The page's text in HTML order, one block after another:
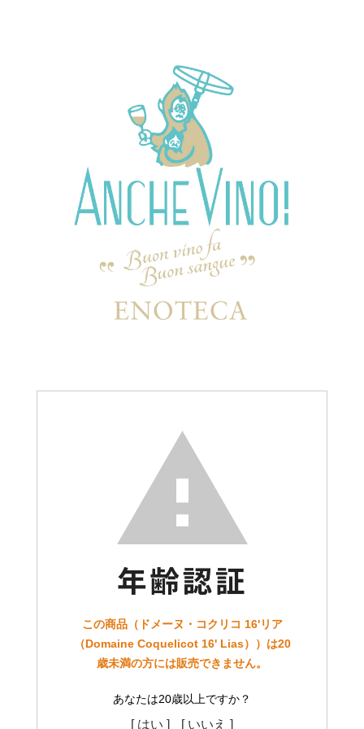
この商品（ドメーヌ・コクリコ 16'リア
（Domaine Coquelicot 16' Lias））は20
歳未満の方には販売できません。
あなたは20歳以上ですか？
[ はい ] [ いいえ ]